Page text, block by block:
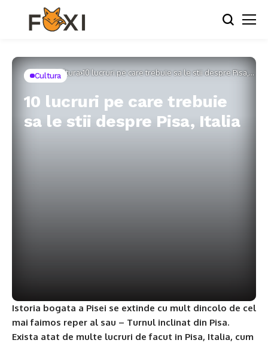
Home Cultura 10 lucruri pe care trebuie sa le stii despre Pisa,
Cultura
10 lucruri pe care trebuie
sa le stii despre Pisa, Italia
Istoria bogata a Pisei se extinde cu mult dincolo de cel
mai faimos reper al sau – Turnul inclinat din Pisa.
Exista atat de multe lucruri de facut in Pisa, Italia, cum